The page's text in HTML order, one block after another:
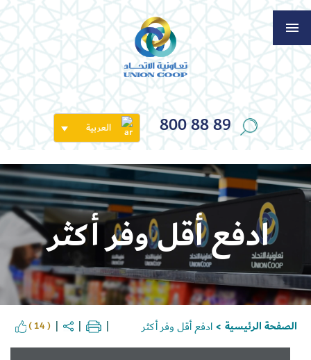
800 88 89 العربية
ادفع أقل وفر أكثر
الصفحة الرئيسية > ادفع أقل وفر أكثر ( 14 )